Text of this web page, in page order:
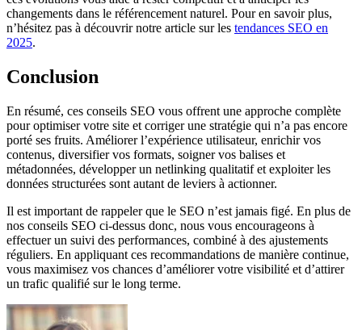
changements dans le référencement naturel. Pour en savoir plus,
n’hésitez pas à découvrir notre article sur les tendances SEO en
2025.
Conclusion
En résumé, ces conseils SEO vous offrent une approche complète
pour optimiser votre site et corriger une stratégie qui n’a pas encore
porté ses fruits. Améliorer l’expérience utilisateur, enrichir vos
contenus, diversifier vos formats, soigner vos balises et
métadonnées, développer un netlinking qualitatif et exploiter les
données structurées sont autant de leviers à actionner.
Il est important de rappeler que le SEO n’est jamais figé. En plus de
nos conseils SEO ci-dessus donc, nous vous encourageons à
effectuer un suivi des performances, combiné à des ajustements
réguliers. En appliquant ces recommandations de manière continue,
vous maximisez vos chances d’améliorer votre visibilité et d’attirer
un trafic qualifié sur le long terme.